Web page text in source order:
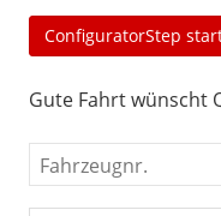
ConfiguratorStep
Gute Fahrt wünscht
Fahrzeugnr.